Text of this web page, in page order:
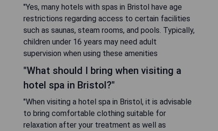
"Yes, many hotels with spas in Bristol have age
restrictions regarding access to certain facilities
such as saunas, steam rooms, and pools. Typically,
children under 16 years may need adult
supervision when using these amenities
"What should I bring when visiting a
hotel spa in Bristol?"
"When visiting a hotel spa in Bristol, it is advisable
to bring comfortable clothing suitable for
relaxation after your treatment as well as